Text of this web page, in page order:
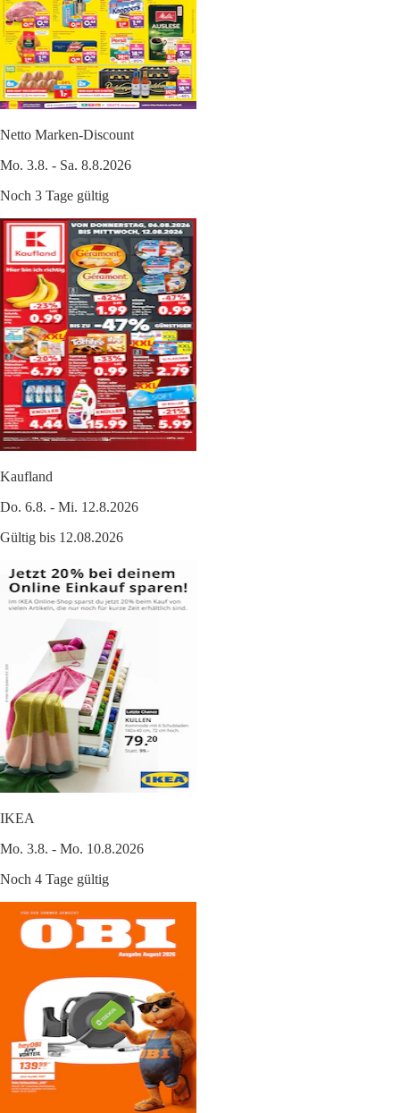
Netto Marken-Discount
Mo. 3.8. - Sa. 8.8.2026
Noch 3 Tage gültig
Kaufland
Do. 6.8. - Mi. 12.8.2026
Gültig bis 12.08.2026
IKEA
Mo. 3.8. - Mo. 10.8.2026
Noch 4 Tage gültig